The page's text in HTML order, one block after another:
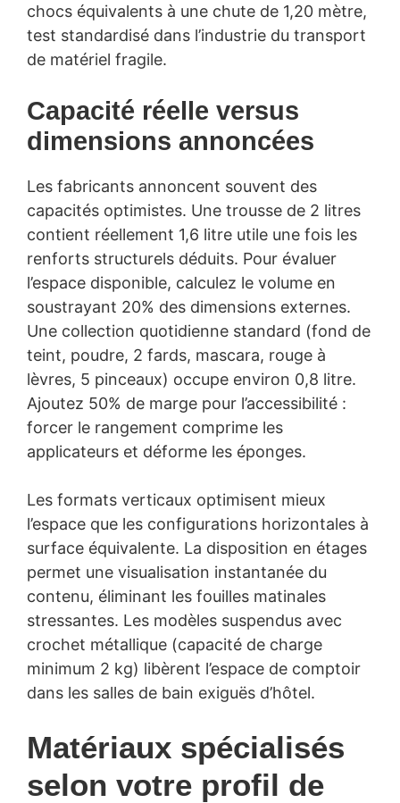
chocs équivalents à une chute de 1,20 mètre,
test standardisé dans l’industrie du transport
de matériel fragile.
Capacité réelle versus
dimensions annoncées
Les fabricants annoncent souvent des
capacités optimistes. Une trousse de 2 litres
contient réellement 1,6 litre utile une fois les
renforts structurels déduits. Pour évaluer
l’espace disponible, calculez le volume en
soustrayant 20% des dimensions externes.
Une collection quotidienne standard (fond de
teint, poudre, 2 fards, mascara, rouge à
lèvres, 5 pinceaux) occupe environ 0,8 litre.
Ajoutez 50% de marge pour l’accessibilité :
forcer le rangement comprime les
applicateurs et déforme les éponges.
Les formats verticaux optimisent mieux
l’espace que les configurations horizontales à
surface équivalente. La disposition en étages
permet une visualisation instantanée du
contenu, éliminant les fouilles matinales
stressantes. Les modèles suspendus avec
crochet métallique (capacité de charge
minimum 2 kg) libèrent l’espace de comptoir
dans les salles de bain exiguës d’hôtel.
Matériaux spécialisés
selon votre profil de